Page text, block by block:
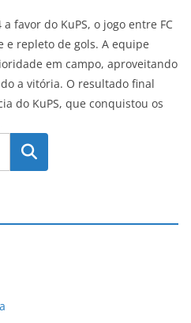
favor do KuPS, o jogo entre FC
e repleto de gols. A equipe
em campo, aproveitando
a vitória. O resultado final
do KuPS, que conquistou os
Pesquisar